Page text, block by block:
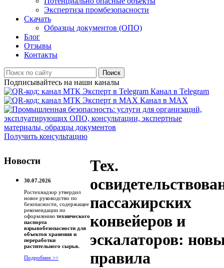
Экспертиза промбезопасности
Скачать
Образцы документов (ОПО)
Блог
Отзывы
Контакты
Поиск
Подписывайтесь на наши каналы
Канал в Telegram
Канал в MAX
Получить консультацию
Новости
30.07.2026
Ростехнадзор утвердил
новое руководство по
безопасности, содержащее
рекомендации по
оформлению технического
паспорта
взрывобезопасности для
объектов хранения и
переработки
растительного сырья.
Подробнее >>
Тех.
пассажирских
конвейеров и
эскалаторов:
правила